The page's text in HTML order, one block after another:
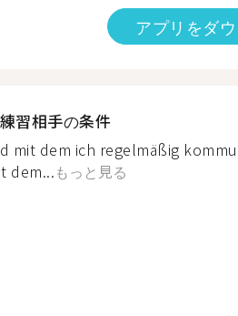
アプリをダ
習相手の条件
mit dem ich regelmäßig
dem...もっと見る